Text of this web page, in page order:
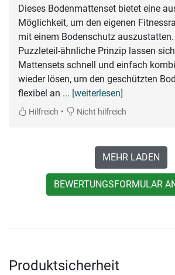
Dieses Bodenmattenset bietet eine
Möglichkeit, um den eigenen
mit einem Bodenschutz
Puzzleteil-ähnliche Prinzip lassen
Mattensets schnell und einfach
wieder lösen, um den geschützten
flexibel an ... [weiterlesen]
Hilfreich • Nicht hilfreich
MEHR LADEN
BEWERTUNGSFORMULAR
Produktsicherheit